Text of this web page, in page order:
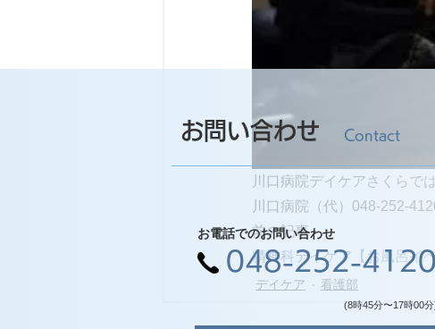
川口病院デイケアさくらで
川口病院（代）048-252-
前の記事
精神科デイケア【お風呂イ
デイケア 看護部
お問い合わせ Contact
お電話でのお問い合わせ
048-252-
(8時45分〜17時00分